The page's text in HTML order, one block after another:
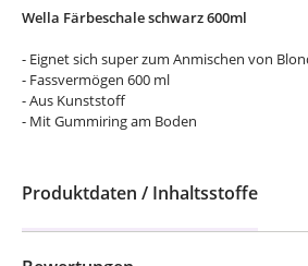
Wella Färbeschale schwarz 600ml
- Eignet sich super zum Anmischen von
- Fassvermögen 600 ml
- Aus Kunststoff
- Mit Gummiring am Boden
Produktdaten / Inhaltsstoffe